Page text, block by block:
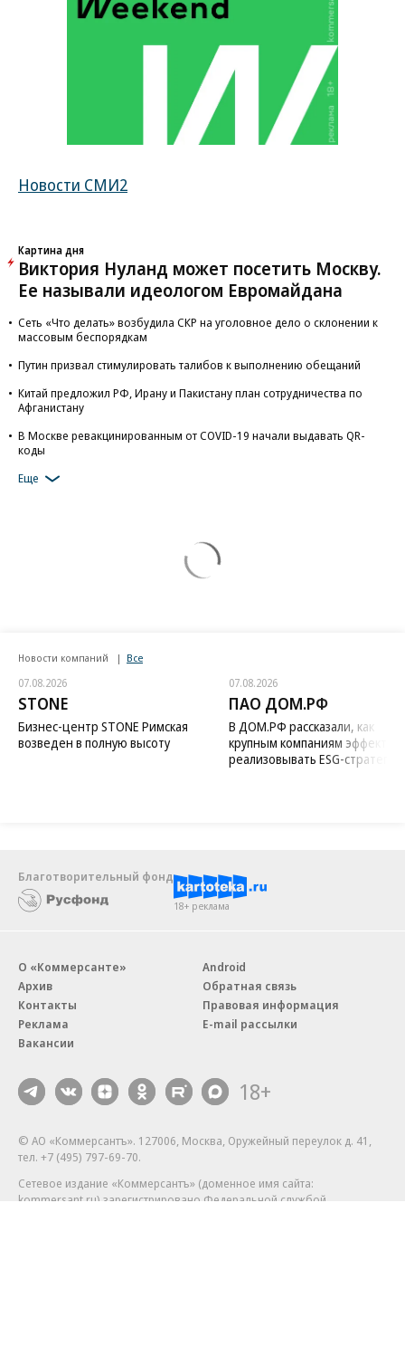
Новости СМИ2
Картина дня
Виктория Нуланд может посетить Москву.
Ее называли идеологом Евромайдана
Сеть «Что делать» возбудила СКР на уголовное дело о склонении к
массовым беспорядкам
Путин призвал стимулировать талибов к выполнению обещаний
Китай предложил РФ, Ирану и Пакистану план сотрудничества по
Афганистану
В Москве ревакцинированным от COVID-19 начали выдавать QR-
коды
Еще
Новости компаний Все
07.08.2026
STONE
Бизнес-центр STONE Римская
возведен в полную высоту
07.08.2026
ПАО ДОМ.РФ
В ДОМ.РФ рассказали, как
крупным компаниям
реализовывать ESG-стратегию
Благотворительный фонд
18+ реклама
О «Коммерсанте»
Архив
Контакты
Реклама
Вакансии
Android
Обратная связь
Правовая информация
E-mail рассылки
18+
© АО «Коммерсантъ». 127006, Москва, Оружейный переулок д. 41,
тел. +7 (495) 797-69-70.
Сетевое издание «Коммерсантъ» (доменное имя сайта:
kommersant.ru) зарегистрировано Федеральной службой